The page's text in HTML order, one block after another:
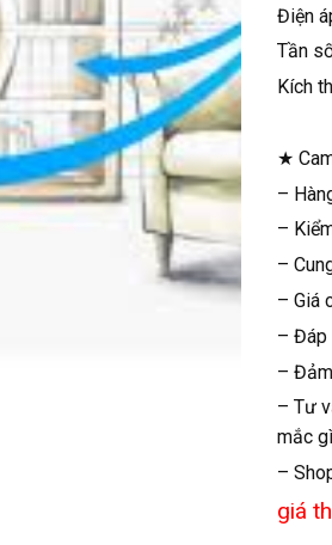
Điện
Tần
Kích
★
–
–
–
– Giá
– Đáp
–
– Tư
mắc
–
giá